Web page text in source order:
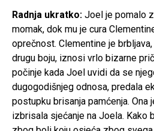
Radnja ukratko: Joel je pomalo
momak, dok mu je cura
oprečnost. Clementine je
drugu boju, iznosi vrlo bizarne
počinje kada Joel uvidi da se
dugogodišnjeg odnosa, predala
postupku brisanja pamćenja. Ona
izbrisala sjećanje na Joela. Kako